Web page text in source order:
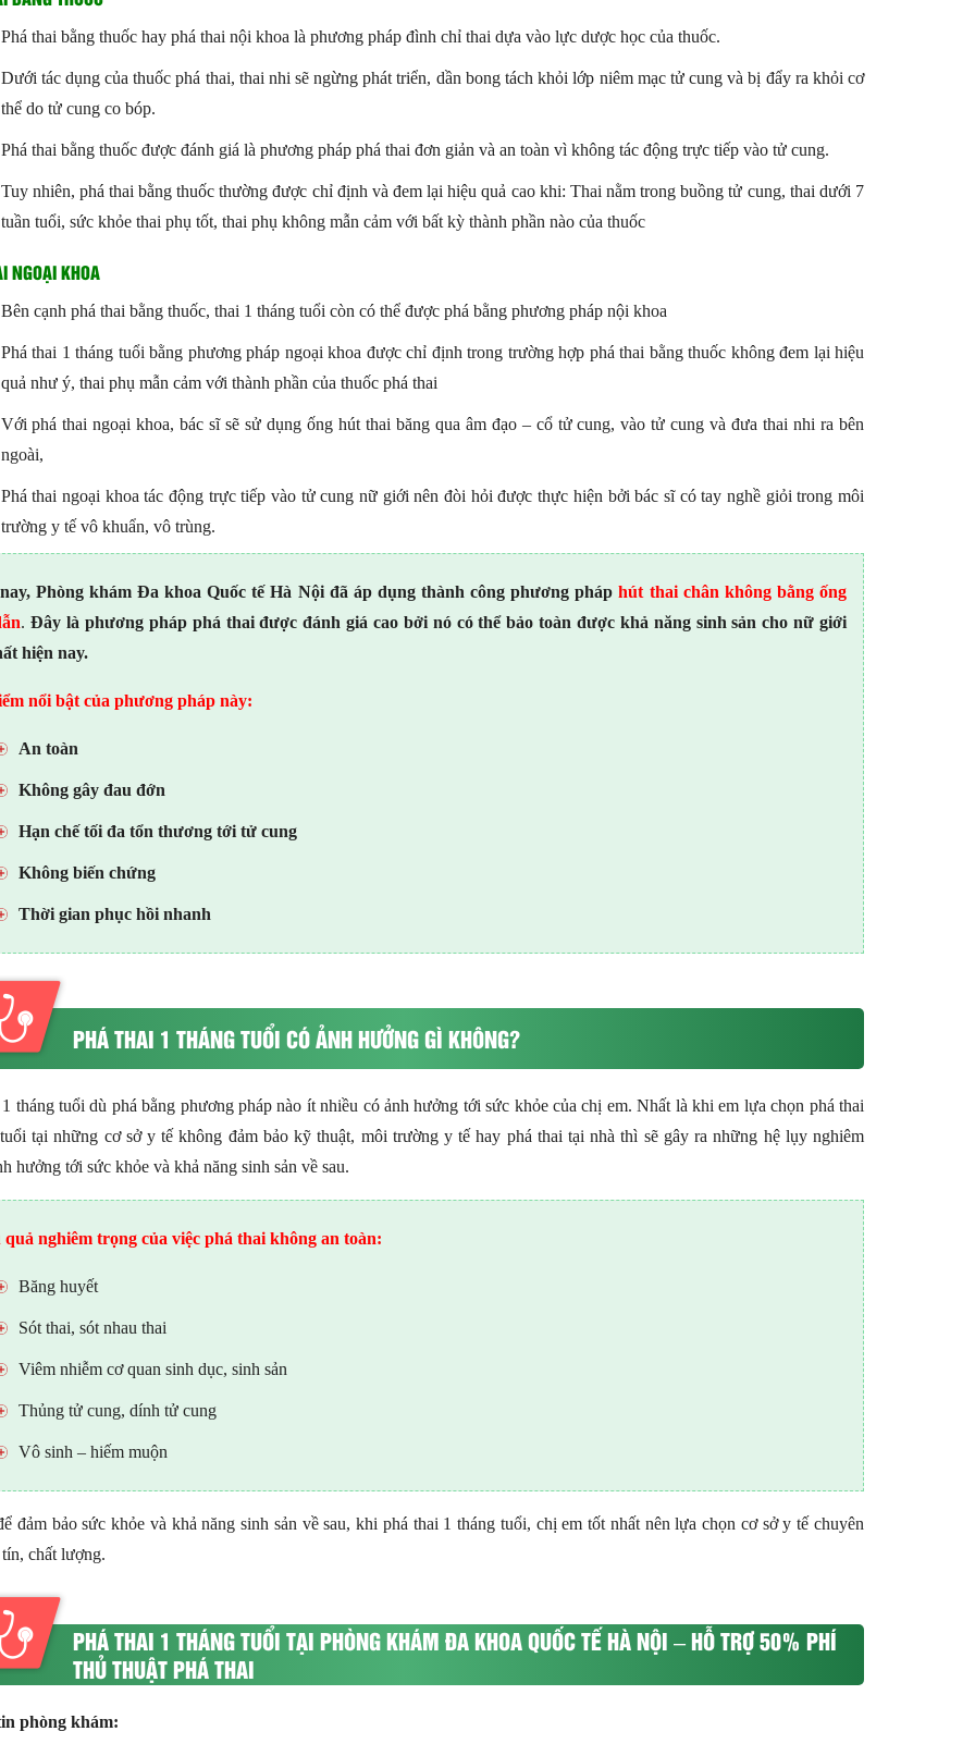
Phá thai bằng thuốc hay phá thai nội khoa là phương pháp đình chỉ thai dựa vào lực dược học của thuốc.
Dưới tác dụng của thuốc phá thai, thai nhi sẽ ngừng phát triển, dần bong tách khỏi lớp niêm mạc tử cung và bị đẩy ra khỏi cơ
thể do tử cung co bóp.
Phá thai bằng thuốc được đánh giá là phương pháp phá thai đơn giản và an toàn vì không tác động trực tiếp vào tử cung.
Tuy nhiên, phá thai bằng thuốc thường được chỉ định và đem lại hiệu quả cao khi: Thai nằm trong buồng tử cung, thai dưới 7
tuần tuổi, sức khỏe thai phụ tốt, thai phụ không mẫn cảm với bất kỳ thành phần nào của thuốc
NGOẠI KHOA
Bên cạnh phá thai bằng thuốc, thai 1 tháng tuổi còn có thể được phá bằng phương pháp nội khoa
Phá thai 1 tháng tuổi bằng phương pháp ngoại khoa được chỉ định trong trường hợp phá thai bằng thuốc không đem lại hiệu
quả như ý, thai phụ mẫn cảm với thành phần của thuốc phá thai
Với phá thai ngoại khoa, bác sĩ sẽ sử dụng ống hút thai băng qua âm đạo – cổ tử cung, vào tử cung và đưa thai nhi ra bên
ngoài,
Phá thai ngoại khoa tác động trực tiếp vào tử cung nữ giới nên đòi hỏi được thực hiện bởi bác sĩ có tay nghề giỏi trong môi
trường y tế vô khuẩn, vô trùng.
Phòng khám Đa khoa Quốc tế Hà Nội đã áp dụng thành công phương pháp hút thai chân không bằng ống
.Đây là phương pháp phá thai được đánh giá cao bởi nó có thể bảo toàn được khả năng sinh sản cho nữ giới
hiện nay.
nổi bật của phương pháp này:
An toàn
Không gây đau đớn
Hạn chế tối đa tổn thương tới tử cung
Không biến chứng
Thời gian phục hồi nhanh
PHÁ THAI 1 THÁNG TUỔI CÓ ẢNH HƯỞNG GÌ KHÔNG?
1 tháng tuổi dù phá bằng phương pháp nào ít nhiều có ảnh hưởng tới sức khỏe của chị em. Nhất là khi em lựa chọn phá thai
tại những cơ sở y tế không đảm bảo kỹ thuật, môi trường y tế hay phá thai tại nhà thì sẽ gây ra những hệ lụy nghiêm
hưởng tới sức khỏe và khả năng sinh sản về sau.
quả nghiêm trọng của việc phá thai không an toàn:
Băng huyết
Sót thai, sót nhau thai
Viêm nhiễm cơ quan sinh dục, sinh sản
Thủng tử cung, dính tử cung
Vô sinh – hiếm muộn
đảm bảo sức khỏe và khả năng sinh sản về sau, khi phá thai 1 tháng tuổi, chị em tốt nhất nên lựa chọn cơ sở y tế chuyên
chất lượng.
PHÁ THAI 1 THÁNG TUỔI TẠI PHÒNG KHÁM ĐA KHOA QUỐC TẾ HÀ NỘI – HỖ TRỢ 50% PHÍ
THỦ THUẬT PHÁ THAI
phòng khám: